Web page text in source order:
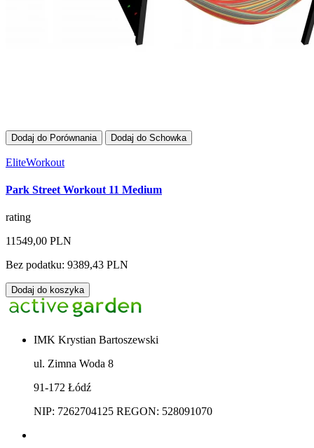
Dodaj do Porównania Dodaj do Schowka
EliteWorkout
Park Street Workout 11 Medium
rating
11549,00 PLN
Bez podatku: 9389,43 PLN
Dodaj do koszyka
IMK Krystian Bartoszewski
ul. Zimna Woda 8
91-172 Łódź
NIP: 7262704125 REGON: 528091070